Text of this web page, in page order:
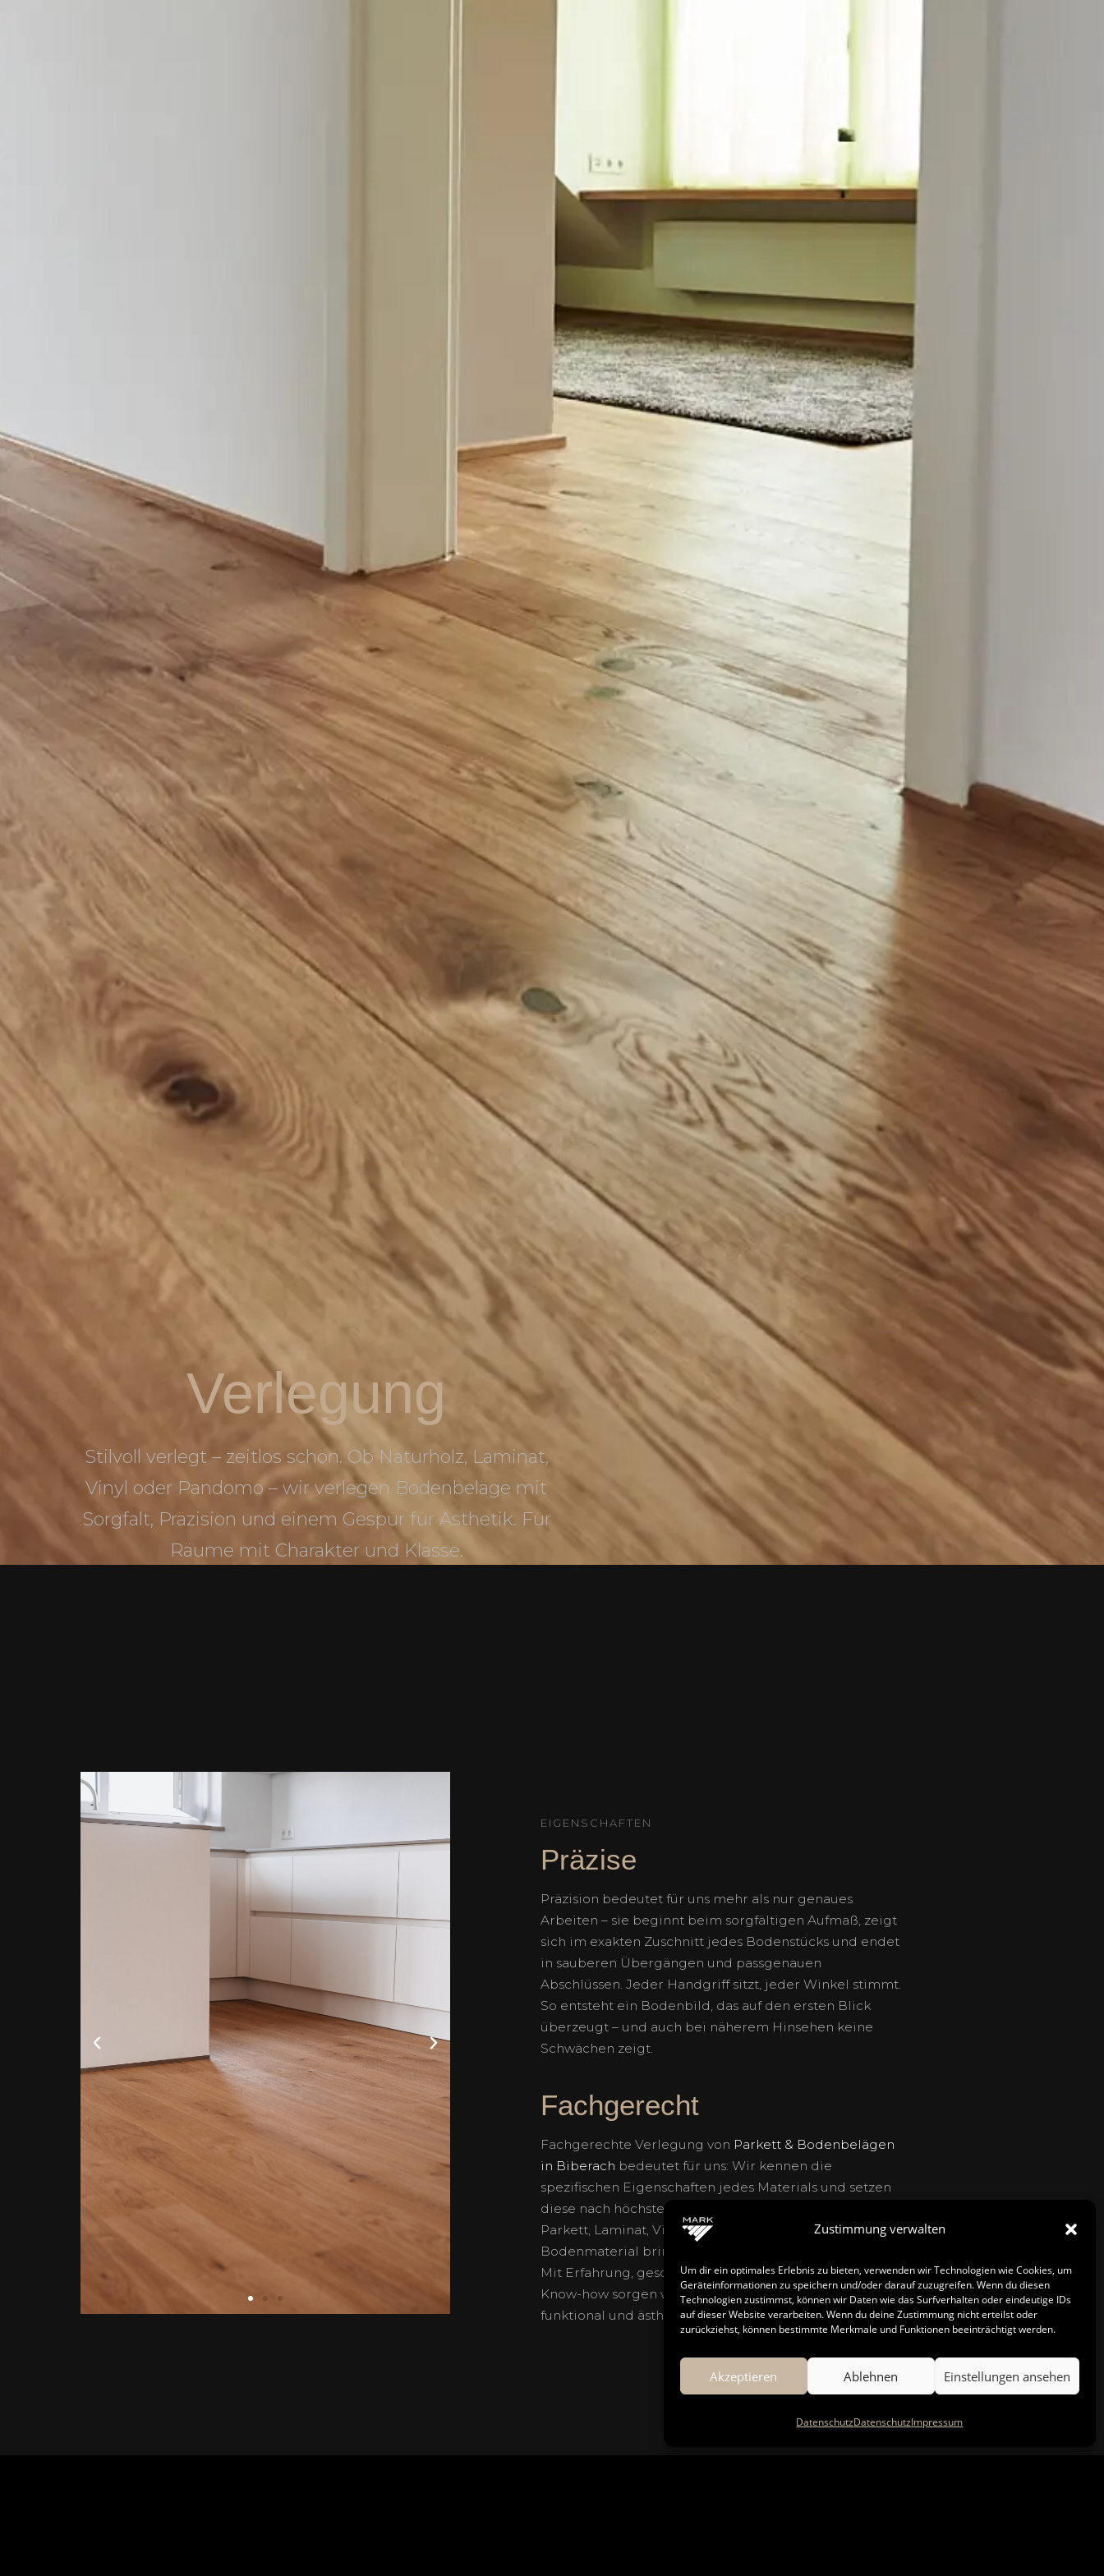
Zustimmung verwalten
Um dir ein optimales Erlebnis zu bieten, verwenden wir Technologien wie Cookies, um
Geräteinformationen zu speichern und/oder darauf zuzugreifen. Wenn du diesen
Technologien zustimmst, können wir Daten wie das Surfverhalten oder eindeutige IDs
auf dieser Website verarbeiten. Wenn du deine Zustimmung nicht erteilst oder
zurückziehst, können bestimmte Merkmale und Funktionen beeinträchtigt werden.
Akzeptieren Ablehnen Einstellungen ansehen
DatenschutzDatenschutzImpressum
Verlegung
Stilvoll verlegt – zeitlos schön. Ob Naturholz, Laminat,
Vinyl oder Pandomo – wir verlegen Bodenbeläge mit
Sorgfalt, Präzision und einem Gespür für Ästhetik. Für
Räume mit Charakter und Klasse.
EIGENSCHAFTEN
Präzise
Präzision bedeutet für uns mehr als nur genaues
Arbeiten – sie beginnt beim sorgfältigen Aufmaß, zeigt
sich im exakten Zuschnitt jedes Bodenstücks und endet
in sauberen Übergängen und passgenauen
Abschlüssen. Jeder Handgriff sitzt, jeder Winkel stimmt.
So entsteht ein Bodenbild, das auf den ersten Blick
überzeugt – und auch bei näherem Hinsehen keine
Schwächen zeigt.
Fachgerecht
Fachgerechte Verlegung von Parkett & Bodenbelägen
in Biberach bedeutet für uns: Wir kennen die
spezifischen Eigenschaften jedes Materials und setzen
diese nach höchsten handwerklichen Standards um. Ob
Parkett, Laminat, Vinyl oder Pandomo – jedes
Bodenmaterial bringt eigene Anforderungen mit sich.
Mit Erfahrung, geschultem Blick und technischem
Know-how sorgen wir dafür, dass Ihr Boden langlebig,
funktional und ästhetisch überzeugt.